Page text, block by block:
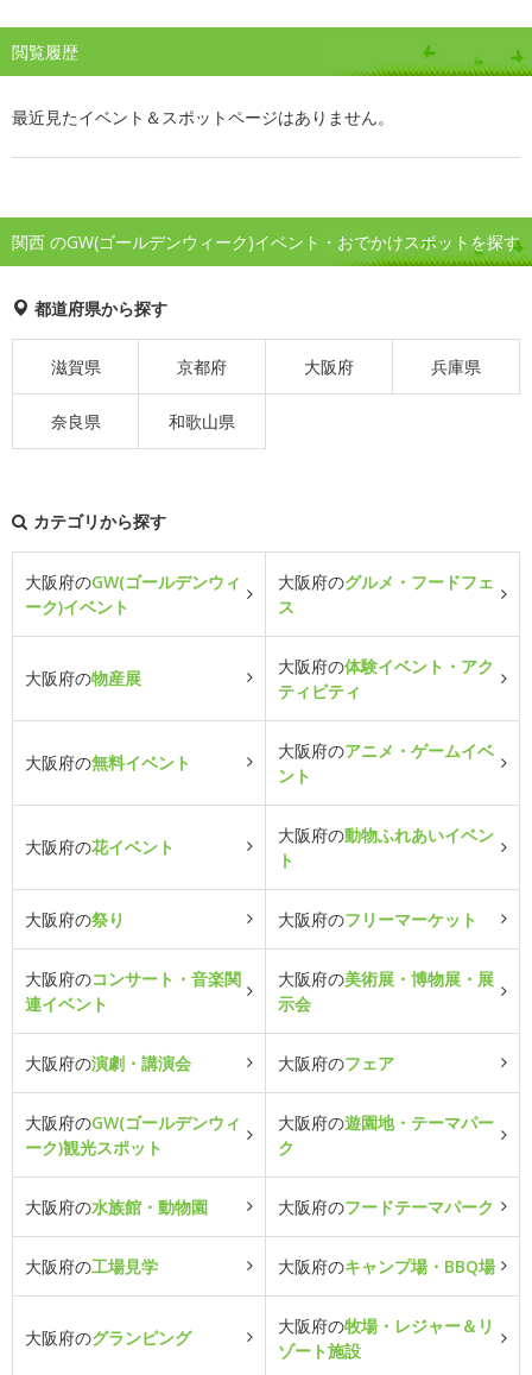
閲覧履歴
最近見たイベント＆スポットページはありません。
関西 のGW(ゴールデンウィーク)イベント・おでかけスポットを探す
都道府県から探す
滋賀県 京都府 大阪府 兵庫県
奈良県 和歌山県
カテゴリから探す
大阪府のGW(ゴールデンウィ
ーク)イベント
大阪府のグルメ・フードフェ
ス
大阪府の物産展
大阪府の体験イベント・アク
ティビティ
大阪府の無料イベント
大阪府のアニメ・ゲームイベ
ント
大阪府の花イベント
大阪府の動物ふれあいイベン
ト
大阪府の祭り 大阪府のフリーマーケット
大阪府のコンサート・音楽関
連イベント
大阪府の美術展・博物展・展
示会
大阪府の演劇・講演会 大阪府のフェア
大阪府のGW(ゴールデンウィ
ーク)観光スポット
大阪府の遊園地・テーマパー
ク
大阪府の水族館・動物園 大阪府のフードテーマパーク
大阪府の工場見学 大阪府のキャンプ場・BBQ場
大阪府のグランピング
大阪府の牧場・レジャー＆リ
ゾート施設